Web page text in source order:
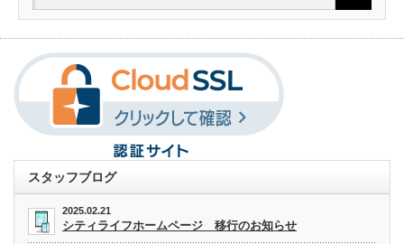
スタッフブログ
2025.02.21
シティライフホームページ 移行のお知らせ